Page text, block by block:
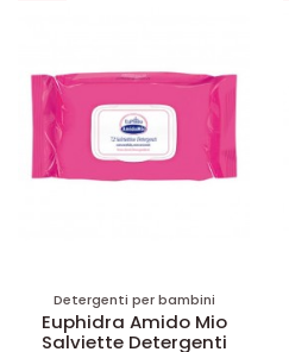
Detergenti per bambini
Euphidra Amido Mio
Salviette Detergenti